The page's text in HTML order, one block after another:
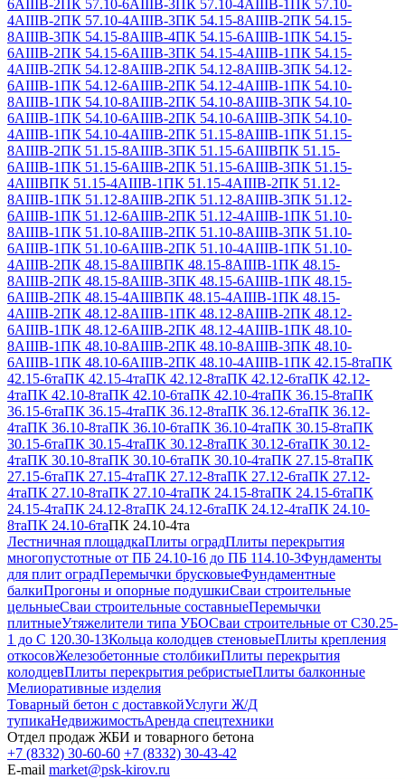
6АIIIВ-2 ПК 57.10-6АIIIВ-3 ПК 57.10-4АIIIВ-1
ПК 57.10-
4АIIIВ-2ПК 57.10-4АIIIВ-3ПК 54.15-8АIIIВ-2ПК 54.15-
8АIIIВ-3ПК 54.15-8АIIIВ-4ПК 54.15-6АIIIВ-1ПК 54.15-
6АIIIВ-2ПК 54.15-6АIIIВ-3ПК 54.15-4АIIIВ-1ПК 54.15-
4АIIIВ-2ПК 54.12-8АIIIВ-2ПК 54.12-8АIIIВ-3ПК 54.12-
6АIIIВ-1ПК 54.12-6АIIIВ-2ПК 54.12-4АIIIВ-1ПК 54.10-
8АIIIВ-1ПК 54.10-8АIIIВ-2ПК 54.10-8АIIIВ-3ПК 54.10-
6АIIIВ-1ПК 54.10-6АIIIВ-2ПК 54.10-6АIIIВ-3ПК 54.10-
4АIIIВ-1ПК 54.10-4АIIIВ-2ПК 51.15-8АIIIВ-1ПК 51.15-
8АIIIВ-2ПК 51.15-8АIIIВ-3ПК 51.15-6АIIIВПК 51.15-
6АIIIВ-1ПК 51.15-6АIIIВ-2ПК 51.15-6АIIIВ-3ПК 51.15-
4АIIIВПК 51.15-4АIIIВ-1ПК 51.15-4АIIIВ-2ПК 51.12-
8АIIIВ-1ПК 51.12-8АIIIВ-2ПК 51.12-8АIIIВ-3ПК 51.12-
6АIIIВ-1ПК 51.12-6АIIIВ-2ПК 51.12-4АIIIВ-1ПК 51.10-
8АIIIВ-1ПК 51.10-8АIIIВ-2ПК 51.10-8АIIIВ-3ПК 51.10-
6АIIIВ-1ПК 51.10-6АIIIВ-2ПК 51.10-4АIIIВ-1ПК 51.10-
4АIIIВ-2ПК 48.15-8АIIIВПК 48.15-8АIIIВ-1ПК 48.15-
8АIIIВ-2ПК 48.15-8АIIIВ-3ПК 48.15-6АIIIВ-1ПК 48.15-
6АIIIВ-2ПК 48.15-4АIIIВПК 48.15-4АIIIВ-1ПК 48.15-
4АIIIВ-2ПК 48.12-8АIIIВ-1ПК 48.12-8АIIIВ-2ПК 48.12-
6АIIIВ-1ПК 48.12-6АIIIВ-2ПК 48.12-4АIIIВ-1ПК 48.10-
8АIIIВ-1ПК 48.10-8АIIIВ-2ПК 48.10-8АIIIВ-3ПК 48.10-
6АIIIВ-1ПК 48.10-6АIIIВ-2ПК 48.10-4АIIIВ-1ПК 42.15-8таПК
42.15-6таПК 42.15-4таПК 42.12-8таПК 42.12-6таПК 42.12-
4таПК 42.10-8таПК 42.10-6таПК 42.10-4таПК 36.15-8таПК
36.15-6таПК 36.15-4таПК 36.12-8таПК 36.12-6таПК 36.12-
4таПК 36.10-8таПК 36.10-6таПК 36.10-4таПК 30.15-8таПК
30.15-6таПК 30.15-4таПК 30.12-8таПК 30.12-6таПК 30.12-
4таПК 30.10-8таПК 30.10-6таПК 30.10-4таПК 27.15-8таПК
27.15-6таПК 27.15-4таПК 27.12-8таПК 27.12-6таПК 27.12-
4таПК 27.10-8таПК 27.10-4таПК 24.15-8таПК 24.15-6таПК
24.15-4таПК 24.12-8таПК 24.12-6таПК 24.12-4таПК 24.10-
8таПК 24.10-6таПК 24.10-4та
Лестничная площадкаПлиты оградПлиты перекрытия
многопустотные от ПБ 24.10-16 до ПБ 114.10-3Фундаменты
для плит оградПеремычки брусковыеФундаментные
балкиПрогоны и опорные подушкиСваи строительные
цельныеСваи строительные составныеПеремычки
плитныеУтяжелители типа УБОСваи строительные от С30.25-
1 до С 120.30-13Кольца колодцев стеновыеПлиты крепления
откосовЖелезобетонные столбикиПлиты перекрытия
колодцевПлиты перекрытия ребристыеПлиты балконные
Мелиоративные изделия
Товарный бетон с доставкойУслуги Ж/Д
тупикаНедвижимостьАренда спецтехники
Отдел продаж ЖБИ и товарного бетона
+7 (8332) 30-60-60 +7 (8332) 30-43-42
E-mail market@psk-kirov.ru